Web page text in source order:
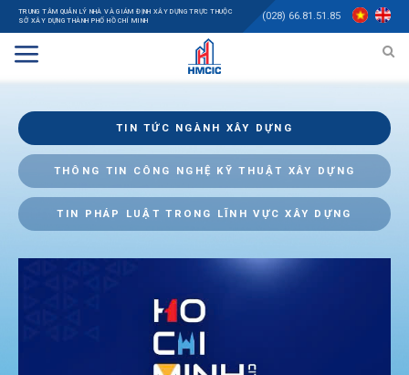
TRUNG TÂM QUẢN LÝ NHÀ VÀ GIÁM ĐỊNH XÂY DỰNG TRỰC THUỘC
SỞ XÂY DỰNG THÀNH PHỐ HỒ CHÍ MINH
(028) 66.81.51.85
TIN TỨC NGÀNH XÂY DỰNG
THÔNG TIN CÔNG NGHỆ KỸ THUẬT XÂY DỰNG
TIN PHÁP LUẬT TRONG LĨNH VỰC XÂY DỰNG